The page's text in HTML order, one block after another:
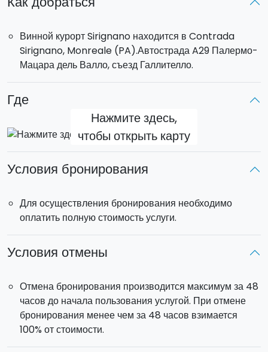
истории выбранных блюд, затем вы сможете их
дегустация только что приготовленного сицилийского
меню в зале ресторана.
Винной курорт Sirignano находится в Contrada
Sirignano, Monreale (PA).Автострада A29 Палермо-
Мацара дель Валло, съезд Галлителло.
Где
Нажмите здесь,
чтобы открыть карту
Условия бронирования
Для осуществления бронирования необходимо
оплатить полную стоимость услуги.
Условия отмены
Отмена бронирования производится максимум за 48
часов до начала пользования услугой. При отмене
бронирования менее чем за 48 часов взимается
100% от стоимости.